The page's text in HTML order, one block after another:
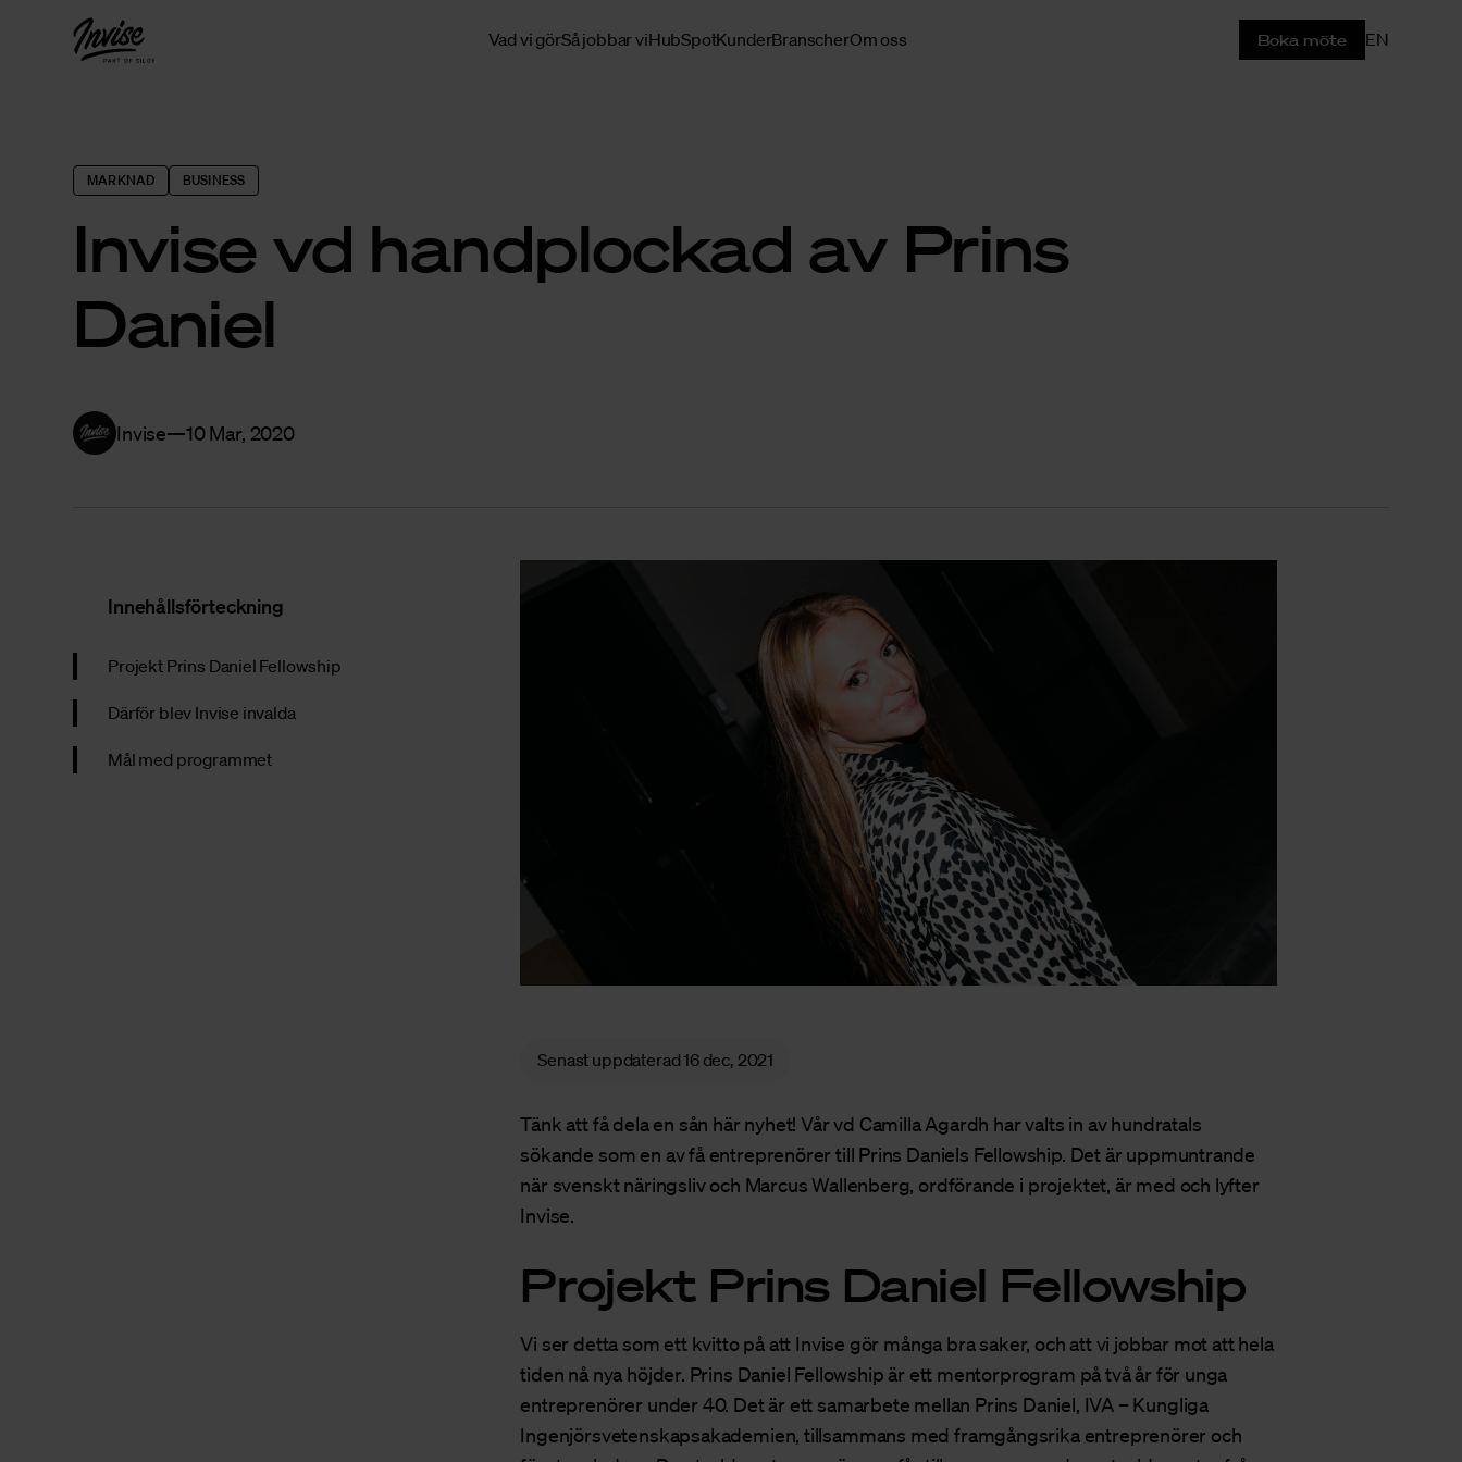
Vad vi görSå jobbar viHubSpotKunderBranscherOm oss Boka möte EN
MARKNAD BUSINESS
Invise vd handplockad av Prins
Daniel
Invise 10 Mar, 2020
Innehållsförteckning
Projekt Prins Daniel Fellowship
Därför blev Invise invalda
Mål med programmet
Senast uppdaterad16 dec, 2021
Tänk att få dela en sån här nyhet! Vår vd Camilla Agardh har valts in av hundratals
sökande som en av få entreprenörer till Prins Daniels Fellowship. Det är uppmuntrande
när svenskt näringsliv och Marcus Wallenberg, ordförande i projektet, är med och lyfter
Invise.
Projekt Prins Daniel Fellowship
Vi ser detta som ett kvitto på att Invise gör många bra saker, och att vi jobbar mot att hela
tiden nå nya höjder. Prins Daniel Fellowship är ett mentorprogram på två år för unga
entreprenörer under 40. Det är ett samarbete mellan Prins Daniel, IVA – Kungliga
Ingenjörsvetenskapsakademien, tillsammans med framgångsrika entreprenörer och